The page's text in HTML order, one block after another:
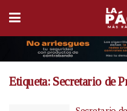
Etiqueta: Secretario de